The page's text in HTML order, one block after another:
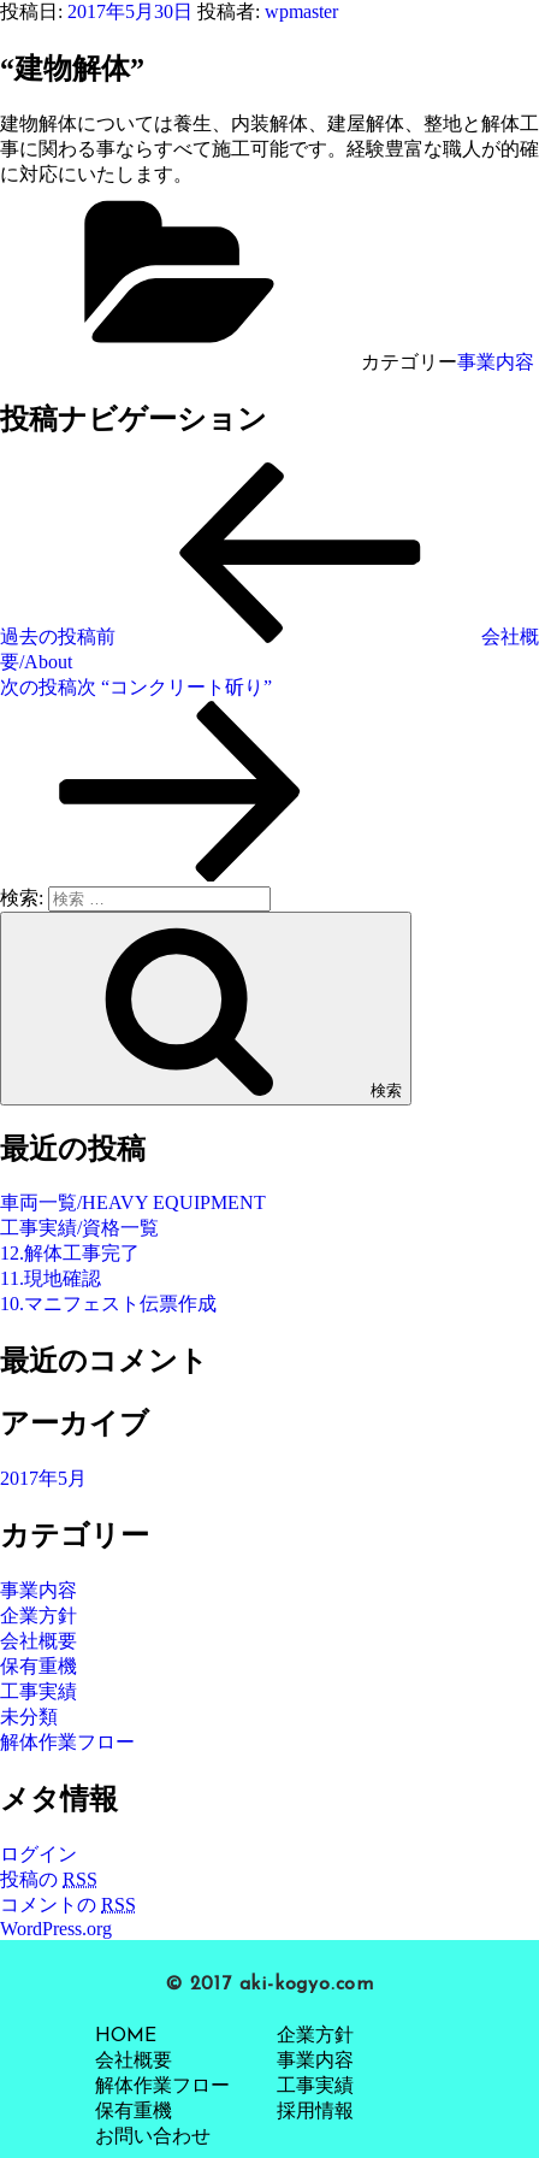
投稿日: 2017年5月30日 投稿者: wpmaster
“建物解体”
建物解体については養生、内装解体、建屋解体、整地と解体工
事に関わる事ならすべて施工可能です。経験豊富な職人が的確
に対応にいたします。
カテゴリー事業内容
投稿ナビゲーション
過去の投稿前
会社概
要/About
次の投稿次 “コンクリート斫り”
検索:
検索
最近の投稿
車両一覧/HEAVY EQUIPMENT
工事実績/資格一覧
12.解体工事完了
11.現地確認
10.マニフェスト伝票作成
最近のコメント
アーカイブ
2017年5月
カテゴリー
事業内容
企業方針
会社概要
保有重機
工事実績
未分類
解体作業フロー
メタ情報
ログイン
投稿の RSS
コメントの RSS
WordPress.org
© 2017 aki-kogyo.com
HOME
企業方針
会社概要
事業内容
解体作業フロー
工事実績
保有重機
採用情報
お問い合わせ